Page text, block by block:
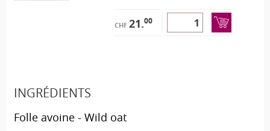
CHF 21.00
INGRÉDIENTS
Folle avoine - Wild oat